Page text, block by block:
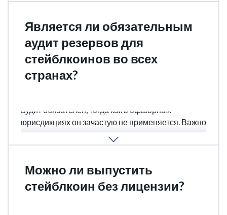
Является ли обязательным
аудит резервов для
стейблкоинов во всех
странах?
аудит обязателен, тогда как в офшорных
юрисдикциях он зачастую не применяется. Важно
налагаемую выбранной юрисдикцией.
Можно ли выпустить
стейблкоин без лицензии?